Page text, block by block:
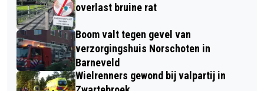
overlast bruine rat
Boom valt tegen gevel van
verzorgingshuis Norschoten in
Barneveld
Wielrenners gewond bij valpartij in